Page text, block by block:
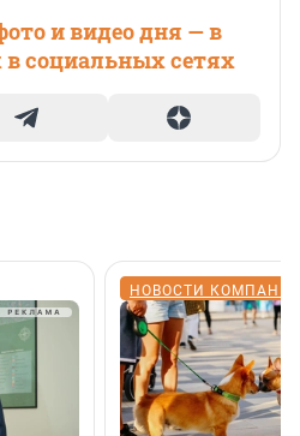
и видео дня — в
социальных сетях
НОВОСТИ